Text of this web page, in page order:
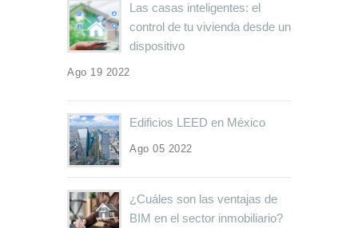
Las casas inteligentes: el
control de tu vivienda desde un
dispositivo
Ago 19 2022
Edificios LEED en México
Ago 05 2022
¿Cuáles son las ventajas de
BIM en el sector inmobiliario?